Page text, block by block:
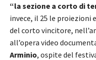
“la sezione a corto di
invece, il 25 le proiezioni
del corto vincitore,
all’opera video
Arminio, ospite del